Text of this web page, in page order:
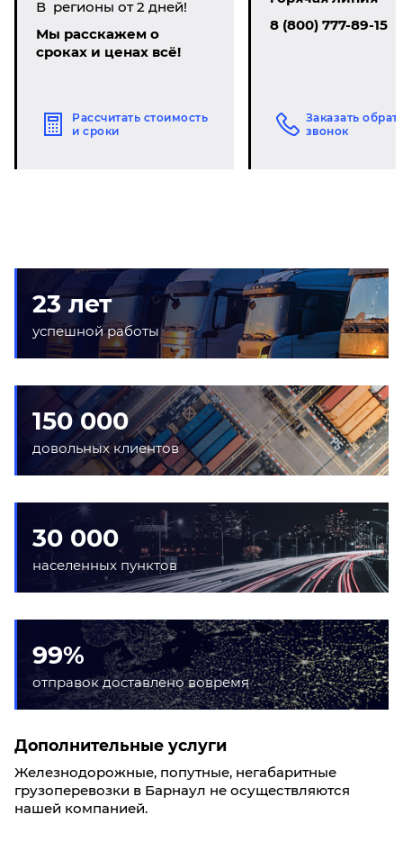
В регионы от 2 дней!
Мы расскажем о
сроках и ценах всё!
Рассчитать стоимость
и сроки
8 (800) 777-89-15
Заказать
звонок
23 лет
успешной работы
150 000
довольных клиентов
30 000
населенных пунктов
99%
отправок доставлено вовремя
Дополнительные услуги
Железнодорожные, попутные, негабаритные
грузоперевозки в Барнаул не осуществляются
нашей компанией.